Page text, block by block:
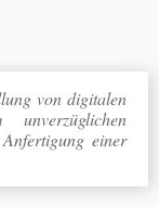
von digitalen
einer